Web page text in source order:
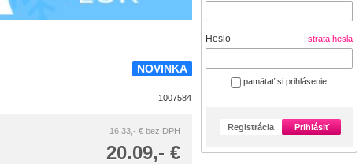
Heslo strata hesla
pamätať si prihlásenie
Registrácia Prihlásiť
NOVINKA
1007584
16.33,- € bez DPH
20.09,- €